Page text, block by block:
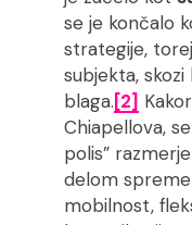
se je končalo
strategije,
subjekta,
blaga.[2]
Chiapellova,
polis”
delom
mobilnost,